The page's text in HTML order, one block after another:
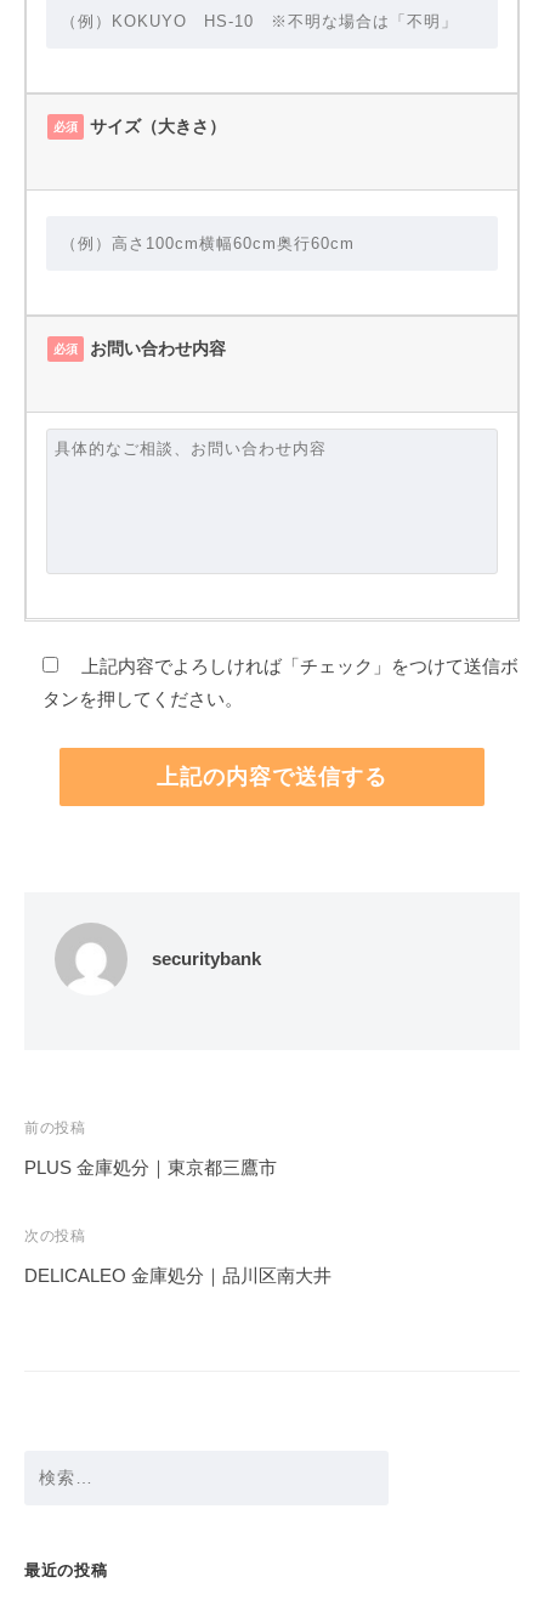
必須 サイズ（大きさ）
必須 お問い合わせ内容
上記内容でよろしければ「チェック」をつけて送信ボ
タンを押してください。
securitybank
投
稿
ビ
ゲ
前の投稿
PLUS 金庫処分｜東京都三鷹市
次の投稿
DELICALEO 金庫処分｜品川区南大井
最近の投稿